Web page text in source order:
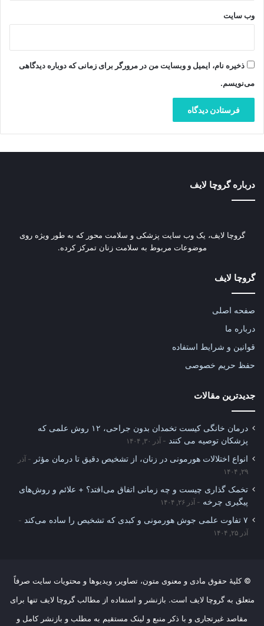
وب‌ سایت
ذخیره نام، ایمیل و وبسایت من در مرورگر برای زمانی که دوباره دیدگاهی
می‌نویسم.
درباره گروچا لایف
گروچا لایف، یک وب‌ سایت پزشکی و سلامت محور که به طور ویژه روی
موضوعات مربوط به سلامت زنان تمرکز کرده.
گروچا لایف
صفحه اصلی
درباره ما
قوانین و شرایط استفاده
حفظ حریم خصوصی
جدیدترین مقالات
درمان خانگی کیست تخمدان بدون جراحی، ۱۲ روش علمی که
پزشکان توصیه می کنند
آذر ۳۰, ۱۴۰۴
انواع اختلالات هورمونی در زنان، از تشخیص دقیق تا درمان مؤثر
آذر
۲۹, ۱۴۰۴
تخمک گذاری چیست و چه زمانی اتفاق می‌افتد؟ + علائم و روش‌های
پیگیری چرخه
آذر ۲۶, ۱۴۰۴
۷ تفاوت علمی جوش هورمونی و کبدی که تشخیص را ساده می‌کند
آذر ۲۵, ۱۴۰۴
© کلیهٔ حقوق مادی و معنوی متون، تصاویر، ویدیوها و محتویات سایت صرفاً
متعلق به گروچا لایف است. بازنشر و استفاده از مطالب گروچا لایف تنها برای
مقاصد غیرتجاری و با ذکر منبع و لینک مستقیم به مطلب و بازنشر کامل و